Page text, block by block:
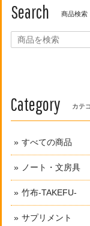
Search 商品検索
Category カテ
すべての商品
ノート・文房具
竹布-TAKEFU-
サプリメント